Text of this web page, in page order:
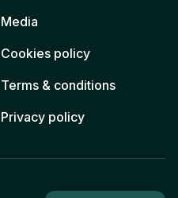
Media
Cookies policy
Terms & conditions
Privacy policy